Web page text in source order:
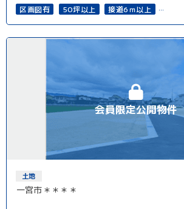
区画図有 50坪以上
接道6ｍ以上
会員限定公開物件
土地
一宮市＊＊＊＊